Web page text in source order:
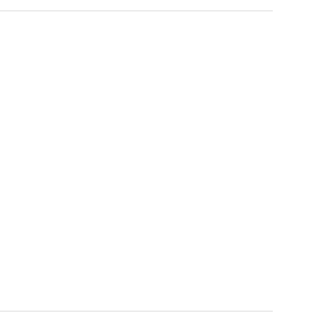
votre visibilité avec les bons termes.